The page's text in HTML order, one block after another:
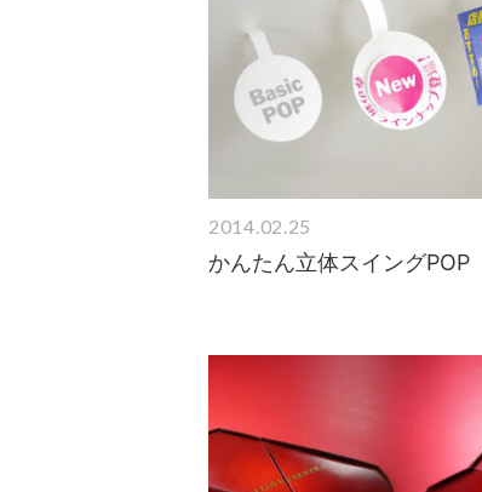
2014.02.25
かんたん立体スイングPOP